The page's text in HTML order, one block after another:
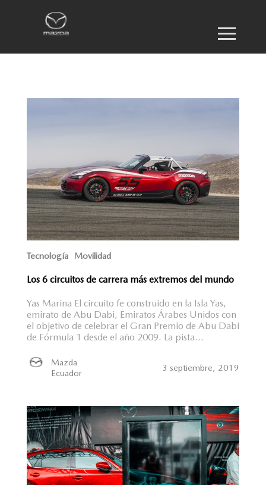
Tecnología Movilidad
Los 6 circuitos de carrera más extremos del mundo
Yas Marina El circuito fe construido en la Isla Yas,
emirato de Abu Dabi, Emiratos Árabes Unidos con
el objetivo de celebrar el Gran Premio de Abu Dabi
de Fórmula 1 desde el año 2009. La pista...
Mazda
Ecuador
3 septiembre, 2019